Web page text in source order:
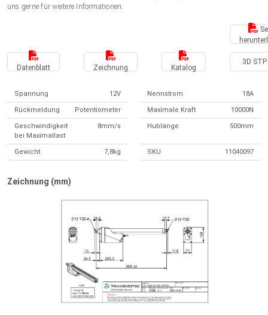
uns gerne für weitere Informationen.
Datenblatt Zeichnung Katalog
3D STP
Spannung 12V Nennstrom 18A
Rückmeldung Potentiometer Maximale Kraft 10000N
Geschwindigkeit
bei Maximallast
8mm/s Hublänge 500mm
Gewicht 7,8kg SKU 11040097
Zeichnung (mm)